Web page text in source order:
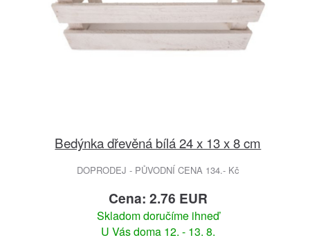
Bedýnka dřevěná bílá 24 x 13 x 8 cm
DOPRODEJ - PŮVODNÍ CENA 134.- Kč
Cena: 2.76 EUR
Skladom doručíme ihneď
U Vás doma 12. - 13. 8.